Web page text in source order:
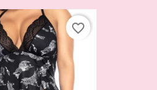
favorite_border